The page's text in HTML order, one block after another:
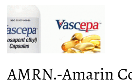
AMRN.-Amarin